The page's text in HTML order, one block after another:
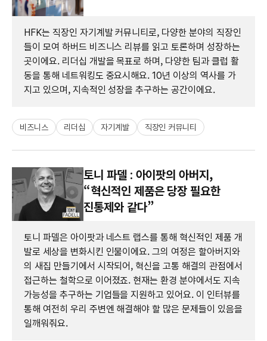
HFK는 직장인 자기계발 커뮤니티로, 다양한 분야의 직장인
들이 모여 하버드 비즈니스 리뷰를 읽고 토론하며 성장하는
곳이에요. 리더십 개발을 목표로 하며, 다양한 팀과 클럽 활
동을 통해 네트워킹도 중요시해요. 10년 이상의 역사를 가
지고 있으며, 지속적인 성장을 추구하는 공간이에요.
비즈니스 리더십 자기계발 직장인 커뮤니티
토니 파델 : 아이팟의 아버지,
“혁신적인 제품은 당장 필요한
진통제와 같다”
토니 파델은 아이팟과 네스트 랩스를 통해 혁신적인 제품 개
발로 세상을 변화시킨 인물이에요. 그의 여정은 할아버지와
의 새집 만들기에서 시작되어, 혁신을 고통 해결의 관점에서
접근하는 철학으로 이어졌죠. 현재는 환경 분야에서도 지속
가능성을 추구하는 기업들을 지원하고 있어요. 이 인터뷰를
통해 여전히 우리 주변엔 해결해야 할 많은 문제들이 있음을
일깨워줘요.